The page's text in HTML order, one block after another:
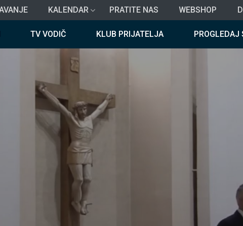
KALENDAR PRATITE NAS WEBSHOP
TV VODIČ KLUB PRIJATELJA PROGLEDAJ